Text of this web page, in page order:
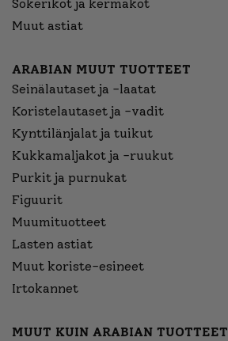
Sokerikot ja kermakot
Muut astiat
ARABIAN MUUT TUOTTEET
Seinälautaset ja -laatat
Koristelautaset ja -vadit
Kynttilänjalat ja tuikut
Kukkamaljakot ja -ruukut
Purkit ja purnukat
Figuurit
Muumituotteet
Lasten astiat
Muut koriste-esineet
Irtokannet
MUUT KUIN ARABIAN TUOTTEET